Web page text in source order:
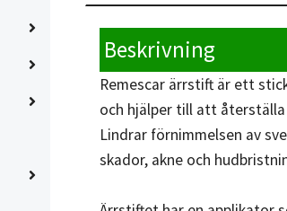
Beskrivning
Remescar ärrstift är ett
och hjälper till att
Lindrar förnimmelsen av
skador, akne och